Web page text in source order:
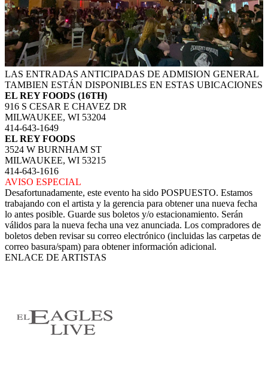
LAS ENTRADAS ANTICIPADAS DE ADMISION GENERAL
TAMBIEN ESTÁN DISPONIBLES EN ESTAS UBICACIONES
EL REY FOODS (16TH)
916 S CESAR E CHAVEZ DR
MILWAUKEE, WI 53204
414-643-1649
EL REY FOODS
3524 W BURNHAM ST
MILWAUKEE, WI 53215
414-643-1616
AVISO ESPECIAL
Desafortunadamente, este evento ha sido POSPUESTO. Estamos
trabajando con el artista y la gerencia para obtener una nueva fecha
lo antes posible. Guarde sus boletos y/o estacionamiento. Serán
válidos para la nueva fecha una vez anunciada. Los compradores de
boletos deben revisar su correo electrónico (incluidas las carpetas de
correo basura/spam) para obtener información adicional.
ENLACE DE ARTISTAS